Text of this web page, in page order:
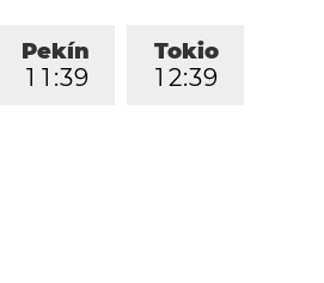
Tokio
1 2:39
Pekín
1 1 :39